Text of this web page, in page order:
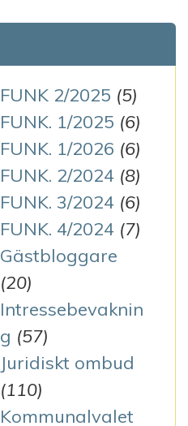
FUNK 2/2025 (5)
FUNK. 1/2025 (6)
FUNK. 1/2026 (6)
FUNK. 2/2024 (8)
FUNK. 3/2024 (6)
FUNK. 4/2024 (7)
Gästbloggare
(20)
Intressebevaknin
g (57)
Juridiskt ombud
(110)
Kommunalvalet